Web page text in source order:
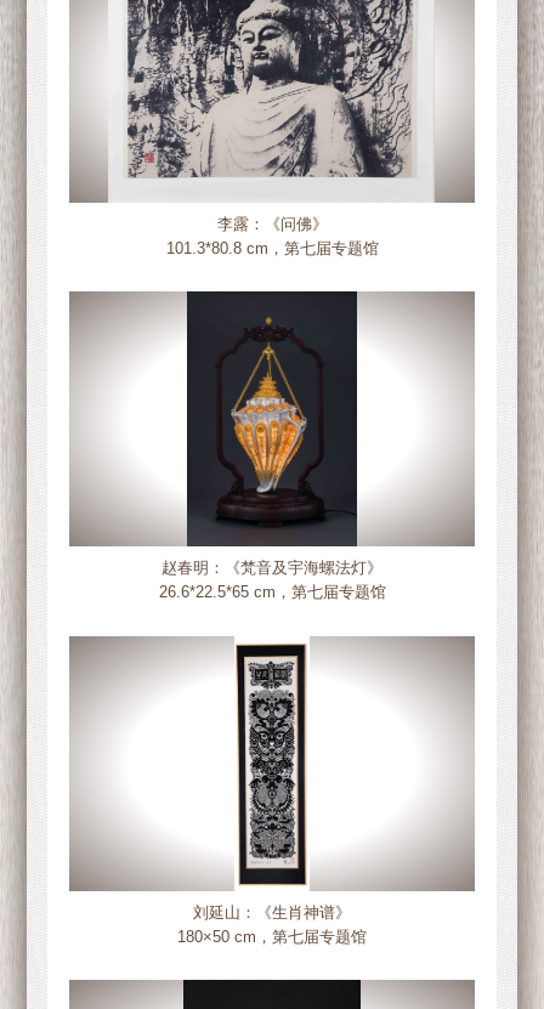
李露：《问佛》
101.3*80.8 cm，第七届专题馆
赵春明：《梵音及宇海螺法灯》
26.6*22.5*65 cm，第七届专题馆
刘延山：《生肖神谱》
180×50 cm，第七届专题馆